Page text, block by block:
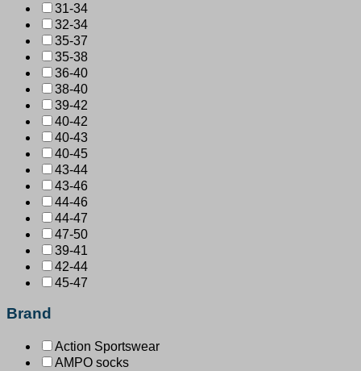
31-34
32-34
35-37
35-38
36-40
38-40
39-42
40-42
40-43
40-45
43-44
43-46
44-46
44-47
47-50
39-41
42-44
45-47
Brand
Action Sportswear
AMPO socks